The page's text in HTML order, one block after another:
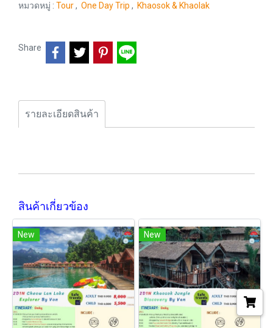
หมวดหมู่ : Tour, One Day Trip , Khaosok & Khaolak
Share
รายละเอียดสินค้า
สินค้าเกี่ยวข้อง
New New